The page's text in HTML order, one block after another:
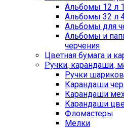
Альбомы 12 л
Альбомы 32 л
Альбомы для
Альбомы и
черчения
Цветная бумага и
Ручки, карандаши,
Ручки
Карандаши
Карандаши
Карандаши
Фломастеры
Мелки